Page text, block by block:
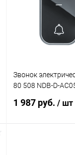
В избранное
Звонок
80 508 NDB-D-
1 987 руб. / шт